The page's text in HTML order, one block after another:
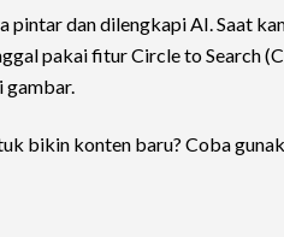
pintar dan dilengkapi AI. Saat
pakai fitur Circle to Search
gambar.
bikin konten baru? Coba